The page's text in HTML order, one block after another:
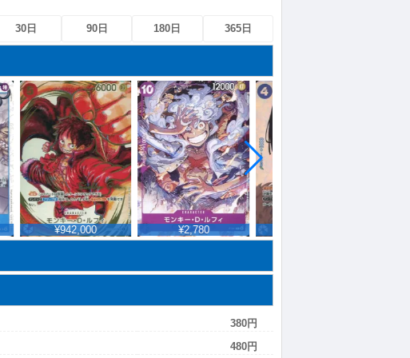
30日 90日 180日 365日
¥942,000 ¥2,780
380円
480円